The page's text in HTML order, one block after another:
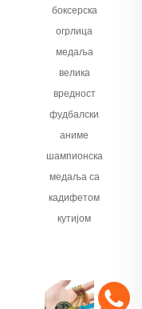
боксерска
огрлица
медаља
велика
вредност
фудбалски
аниме
шампионска
медаља са
кадифетом
кутијом